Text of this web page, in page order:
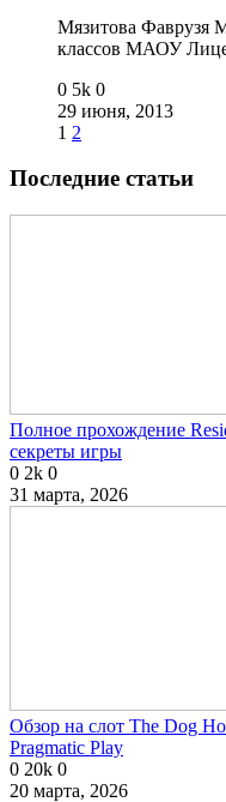
Мязитова Фаврузя
классов МАОУ
0 5k 0
29 июня, 2013
1 2
Последние статьи
Полное прохождение
секреты игры
0 2k 0
31 марта, 2026
Обзор на слот The Dog
Pragmatic Play
0 20k 0
20 марта, 2026